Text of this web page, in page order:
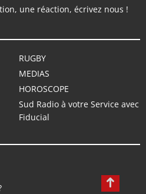
une réaction, écrivez nous !
RUGBY
MEDIAS
HOROSCOPE
Sud Radio à votre Service avec
Fiducial